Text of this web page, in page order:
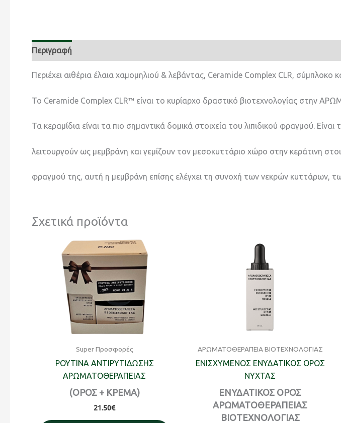
Περιγραφή
Περιέχει αιθέρια έλαια χαμομηλιού & λεβάντας, Ceramide Complex CLR,
Το Ceramide Complex CLR™ είναι το κυρίαρχο δραστικό βιοτεχνολογίας στην
Τα κεραμίδια είναι τα πιο σημαντικά δομικά στοιχεία του λιπιδικού φραγμού.
λειτουργούν ως μεμβράνη και γεμίζουν τον μεσοκυττάριο χώρο στην κεράτινη
φραγμού της, αυτή η μεμβράνη επίσης ελέγχει τη συνοχή των νεκρών κυττάρων,
Σχετικά προϊόντα
Super Προσφορές
ΡΟΥΤΙΝΑ ΑΝΤΙΡΥΤΙΔΩΣΗΣ
ΑΡΩΜΑΤΟΘΕΡΑΠΕΙΑΣ
(ΟΡΟΣ + ΚΡΕΜΑ)
21.50€
ΑΡΩΜΑΤΟΘΕΡΑΠΕΙΑ ΒΙΟΤΕΧΝΟΛΟΓΙΑΣ
ΕΝΙΣΧΥΜΕΝΟΣ ΕΝΥΔΑΤΙΚΟΣ ΟΡΟΣ
ΝΥΧΤΑΣ
ΕΝΥΔΑΤΙΚΟΣ ΟΡΟΣ
ΑΡΩΜΑΤΟΘΕΡΑΠΕΙΑΣ
ΒΙΟΤΕΧΝΟΛΟΓΙΑΣ